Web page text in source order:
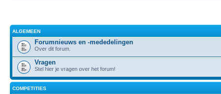
ALGEMEEN
Forumnieuws en -mededelingen
Over dit forum.
Vragen
Stel hier je vragen over het forum!
COMPETITIES